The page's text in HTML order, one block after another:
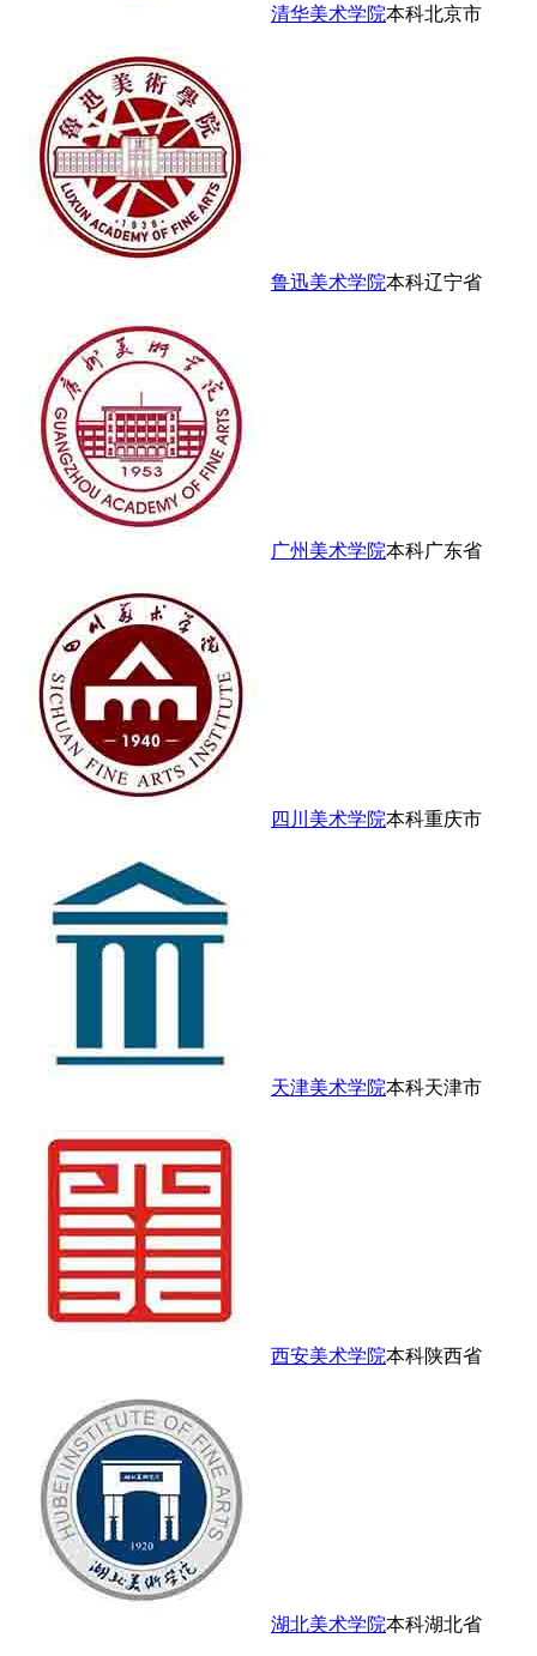
清华美术学院本科北京市
鲁迅美术学院本科辽宁省
广州美术学院本科广东省
四川美术学院本科重庆市
天津美术学院本科天津市
西安美术学院本科陕西省
湖北美术学院本科湖北省